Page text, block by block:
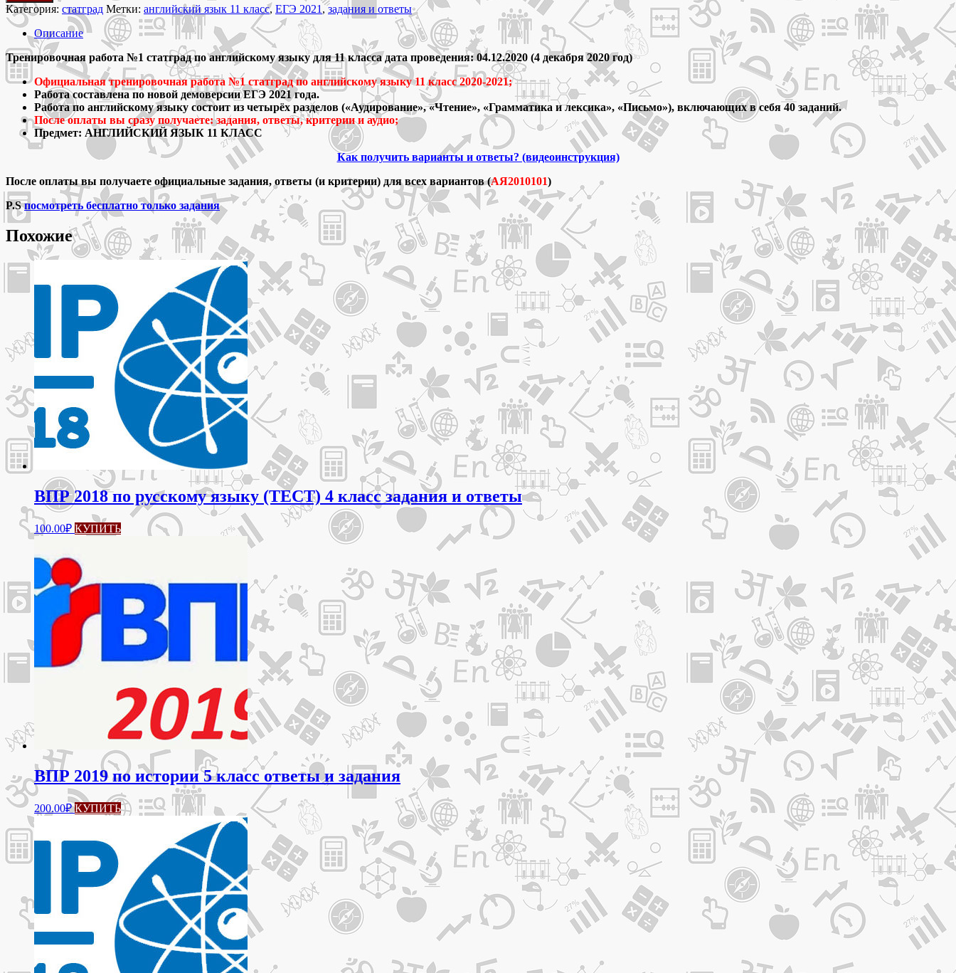
товара
4
декабря
Тренировочная
работа
№1
статград
ЕГЭ
2021
английскому
класс
ответы
и
задания
для
варианта
АЯ2010101
Категория: статград Метки: английский язык 11 класс, ЕГЭ 2021 ,задания и ответы
Описание
Тренировочная работа №1 статград по английскому языку для 11 класса дата проведения: 04.12.2020 (4 декабря 2020 год)
Официальная тренировочная работа №1 статград по английскому языку 11 класс 2020-2021;
Работа составлена по новой демоверсии ЕГЭ 2021 года.
Работа по английскому языку состоит из четырёх разделов («Аудирование», «Чтение», «Грамматика и лексика», «Письмо»), включающих в себя 40 заданий.
После оплаты вы сразу получаете: задания, ответы, критерии и аудио;
Предмет: АНГЛИЙСКИЙ ЯЗЫК 11 КЛАСС
Как получить варианты и ответы? (видеоинструкция)
После оплаты вы получаете официальные задания, ответы (и критерии) для всех вариантов (АЯ2010101)
P.Sпосмотреть бесплатно только задания
Похожие
ВПР 2018 по русскому языку (ТЕСТ) 4 класс задания и ответы
100.00₽ КУПИТЬ
ВПР 2019 по истории 5 класс ответы и задания
200.00₽ КУПИТЬ